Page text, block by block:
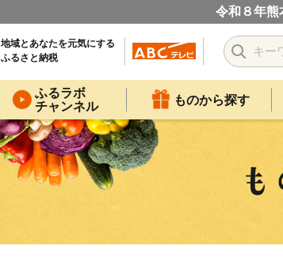
令和８年熊
地域とあなたを元気にする
ふるさと納税
ふるラボ
チャンネル
ものから探す